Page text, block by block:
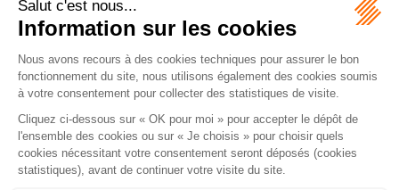
Écosystème
Carrières
Honoraires
Contacts
Mentions légales
Plan du site